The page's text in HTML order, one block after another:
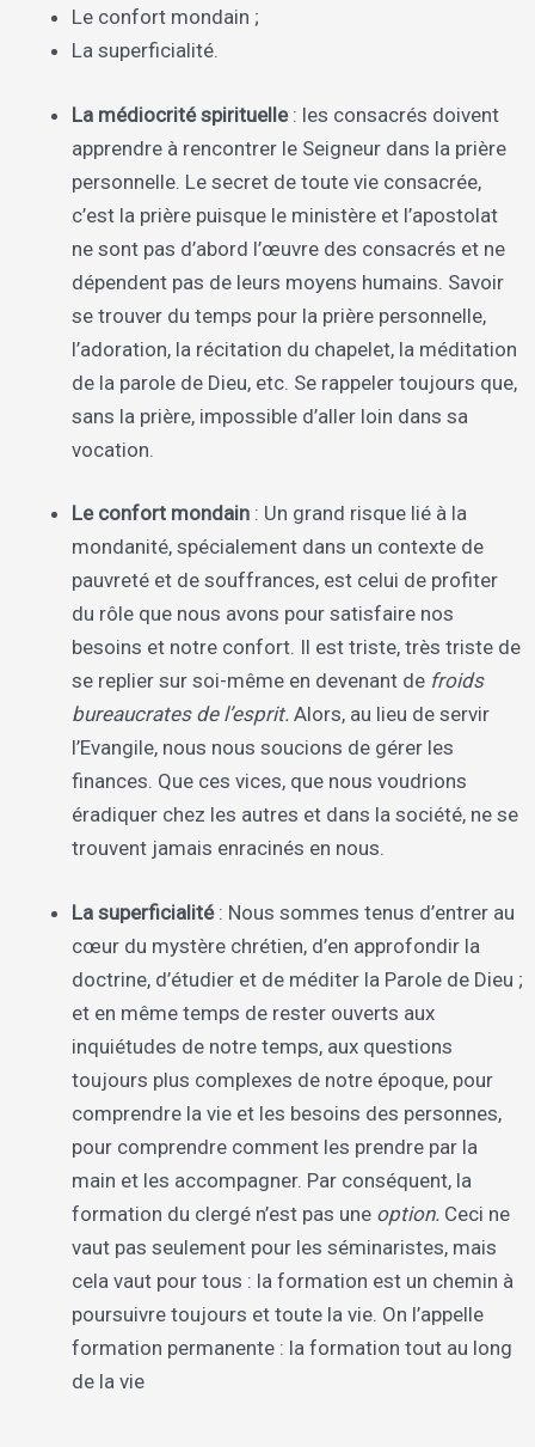
Le confort mondain ;
La superficialité.
La médiocrité spirituelle : les consacrés doivent
apprendre à rencontrer le Seigneur dans la prière
personnelle. Le secret de toute vie consacrée,
c’est la prière puisque le ministère et l’apostolat
ne sont pas d’abord l’œuvre des consacrés et ne
dépendent pas de leurs moyens humains. Savoir
se trouver du temps pour la prière personnelle,
l’adoration, la récitation du chapelet, la méditation
de la parole de Dieu, etc. Se rappeler toujours que,
sans la prière, impossible d’aller loin dans sa
vocation.
Le confort mondain : Un grand risque lié à la
mondanité, spécialement dans un contexte de
pauvreté et de souffrances, est celui de profiter
du rôle que nous avons pour satisfaire nos
besoins et notre confort. Il est triste, très triste de
se replier sur soi-même en devenant de froids
bureaucrates de l’esprit. Alors, au lieu de servir
l’Evangile, nous nous soucions de gérer les
finances. Que ces vices, que nous voudrions
éradiquer chez les autres et dans la société, ne se
trouvent jamais enracinés en nous.
La superficialité : Nous sommes tenus d’entrer au
cœur du mystère chrétien, d’en approfondir la
doctrine, d’étudier et de méditer la Parole de Dieu ;
et en même temps de rester ouverts aux
inquiétudes de notre temps, aux questions
toujours plus complexes de notre époque, pour
comprendre la vie et les besoins des personnes,
pour comprendre comment les prendre par la
main et les accompagner. Par conséquent, la
formation du clergé n’est pas une option. Ceci ne
vaut pas seulement pour les séminaristes, mais
cela vaut pour tous : la formation est un chemin à
poursuivre toujours et toute la vie. On l’appelle
formation permanente : la formation tout au long
de la vie